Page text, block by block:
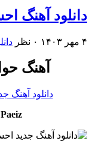
دانلود آهنگ
۴ مهر ۱۴۰۳ ۰ نظر
آهنگ
دانلود آهنگ